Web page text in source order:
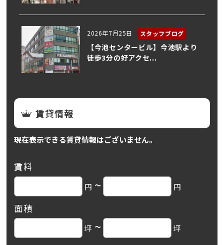
2026年7月25日 スタッフブログ
【今池センタービル】今池駅より
徒歩3分の好アクセ...
賃貸情報
現在表示できる賃貸情報はございません。
賃料
円 ~ 円
面積
坪 ~ 坪